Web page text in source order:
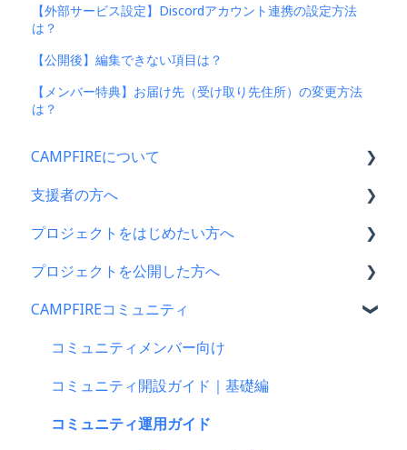
【外部サービス設定】Discordアカウント連携の設定方法
は？
【公開後】編集できない項目は？
【メンバー特典】お届け先（受け取り先住所）の変更方法
は？
CAMPFIREについて
CAMPFIRE各種制度の規約について
CAMPFIREふるさと納税について
はじめての方へ
登録情報に関するよくある質問
新規会員登録・ログイン・ログアウトについて
登録情報の確認・変更・削除について
マイページの機能について
支援者の方へ
支援に関するよくある質問
支援をした後に
キャリア決済
楽天ペイ
au PAY（ネット支払い）
PayPay（ペイペイ）決済
プロジェクトをはじめたい方へ
プロジェクトをはじめる前に
プロジェクト作成時によくある質問
プロジェクト作成について
プロジェクトの審査について
公開に向けて
プロジェクトを公開した方へ
支援金の振込について
プロジェクトを公開したら
仲間募集について
プロジェクトが終了したら
CAMPFIREコミュニティ
コミュニティメンバー向け
コミュニティ開設ガイド｜基礎編
コミュニティ運用ガイド